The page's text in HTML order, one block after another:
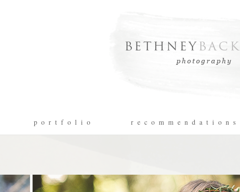
p o r t f o l i o r e c o m m e n d a t i o n s